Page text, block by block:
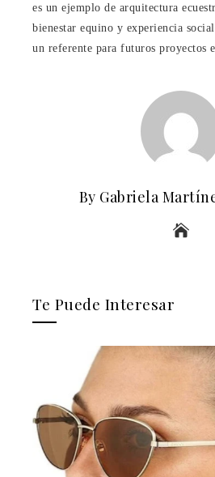
es un ejemplo de arquitectura
bienestar equino y experiencia
un referente para futuros proyectos
By Gabriela
Te Puede Interesar